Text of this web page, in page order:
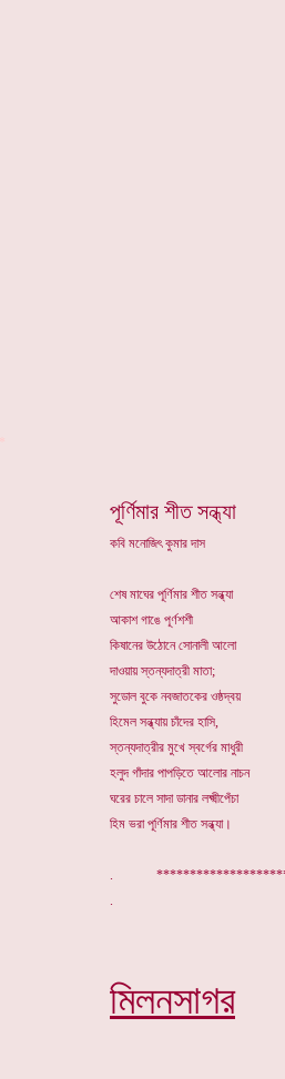
পূর্ণিমার শীত সন্ধ্যা
কবি মনোজিৎ কুমার দাস
শেষ মাঘের পূর্ণিমার শীত সন্ধ্যা
আকাশ গাঙে পূর্ণশশী
কিষানের উঠোনে সোনালী আলো
দাওয়ায় স্তন্যদাত্রী মাতা;
সুডোল বুকে নবজাতকের ওষ্ঠদ্বয়
হিমেল সন্ধ্যায় চাঁদের হাসি,
স্তন্যদাত্রীর মুখে স্বর্গের মাধুরী
হলুদ গাঁদার পাপড়িতে আলোর নাচন
ঘরের চালে সাদা ডানার লক্ষ্মীপেঁচা
হিম ভরা পূর্ণিমার শীত সন্ধ্যা।
.
মিলনসাগর